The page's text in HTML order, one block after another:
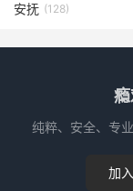
安抚 (128)
纯粹、安全、专
加